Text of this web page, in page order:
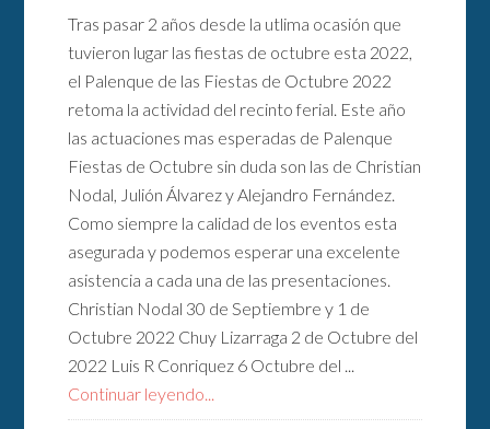
Tras pasar 2 años desde la utlima ocasión que
tuvieron lugar las fiestas de octubre esta 2022,
el Palenque de las Fiestas de Octubre 2022
retoma la actividad del recinto ferial. Este año
las actuaciones mas esperadas de Palenque
Fiestas de Octubre sin duda son las de Christian
Nodal, Julión Álvarez y Alejandro Fernández.
Como siempre la calidad de los eventos esta
asegurada y podemos esperar una excelente
asistencia a cada una de las presentaciones.
Christian Nodal 30 de Septiembre y 1 de
Octubre 2022 Chuy Lizarraga 2 de Octubre del
2022 Luis R Conriquez 6 Octubre del ...
Continuar leyendo...